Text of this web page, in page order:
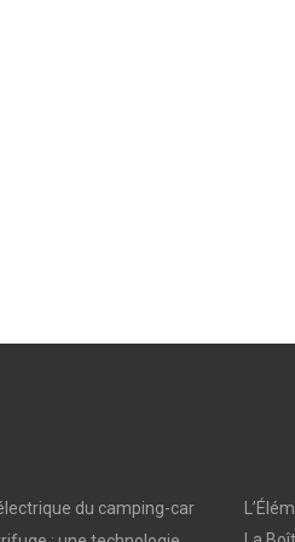
du camping-car